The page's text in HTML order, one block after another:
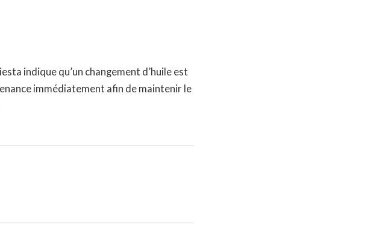
indique qu’un changement d’huile est
immédiatement afin de maintenir le